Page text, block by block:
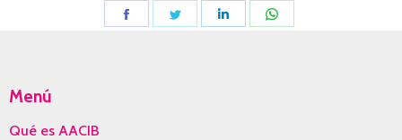
Share
Share
Menú
Qué es AACIB